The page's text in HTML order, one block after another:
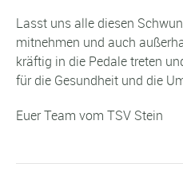
Lasst uns alle diesen
mitnehmen und auch
kräftig in die Pedale treten
für die Gesundheit und die
Euer Team vom TSV Stein